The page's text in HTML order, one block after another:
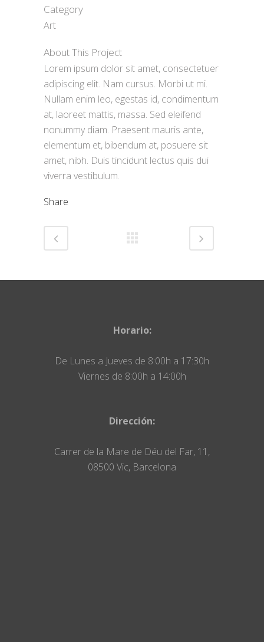
Category
Art
About This Project
Lorem ipsum dolor sit amet, consectetuer
adipiscing elit. Nam cursus. Morbi ut mi.
Nullam enim leo, egestas id, condimentum
at, laoreet mattis, massa. Sed eleifend
nonummy diam. Praesent mauris ante,
elementum et, bibendum at, posuere sit
amet, nibh. Duis tincidunt lectus quis dui
viverra vestibulum.
Share
Horario:
De Lunes a Jueves de 8:00h a 17:30h
Viernes de 8:00h a 14:00h
Dirección:
Carrer de la Mare de Déu del Far, 11,
08500 Vic, Barcelona